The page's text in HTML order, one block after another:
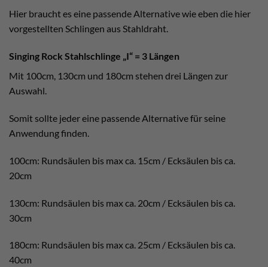
Hier braucht es eine passende Alternative wie eben die hier
vorgestellten Schlingen aus Stahldraht.
Singing Rock Stahlschlinge „I“ = 3 Längen
Mit 100cm, 130cm und 180cm stehen drei Längen zur
Auswahl.
Somit sollte jeder eine passende Alternative für seine
Anwendung finden.
100cm: Rundsäulen bis max ca. 15cm / Ecksäulen bis ca.
20cm
130cm: Rundsäulen bis max ca. 20cm / Ecksäulen bis ca.
30cm
180cm: Rundsäulen bis max ca. 25cm / Ecksäulen bis ca.
40cm